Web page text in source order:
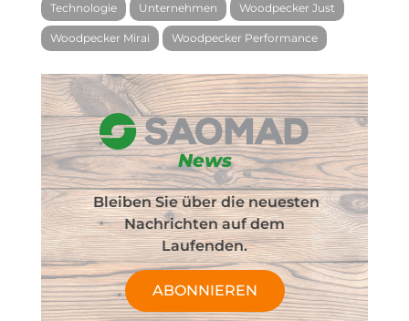
Technologie Unternehmen Woodpecker Just
Woodpecker Mirai Woodpecker Performance
News
Bleiben Sie über die neuesten
Nachrichten auf dem
Laufenden.
ABONNIEREN